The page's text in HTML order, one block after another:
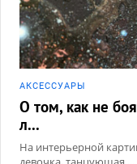
АКCЕССУАРЫ
О том, как не
л...
На интерьерной